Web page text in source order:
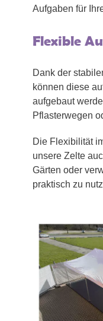
Aufgaben für
Flexible
Dank der
können diese
aufgebaut
Pflasterwegen
Die Flexibilität
unsere Zelte
Gärten oder
praktisch zu